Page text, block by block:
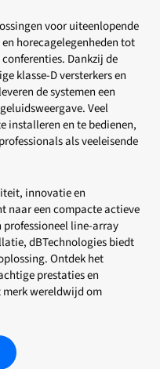
voor uiteenlopende
horecagelegenheden tot
Dankzij de
klasse-D versterkers en
de systemen een
Veel
installeren en te bedienen,
als veeleisende
innovatie en
naar een compacte actieve
professioneel line-array
dBTechnologies biedt
Ontdek het
prestaties en
wereldwijd om